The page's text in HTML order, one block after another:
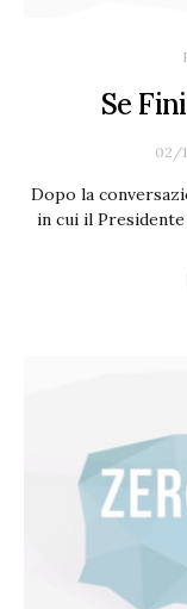
Se
02/
Dopo la
in cui il